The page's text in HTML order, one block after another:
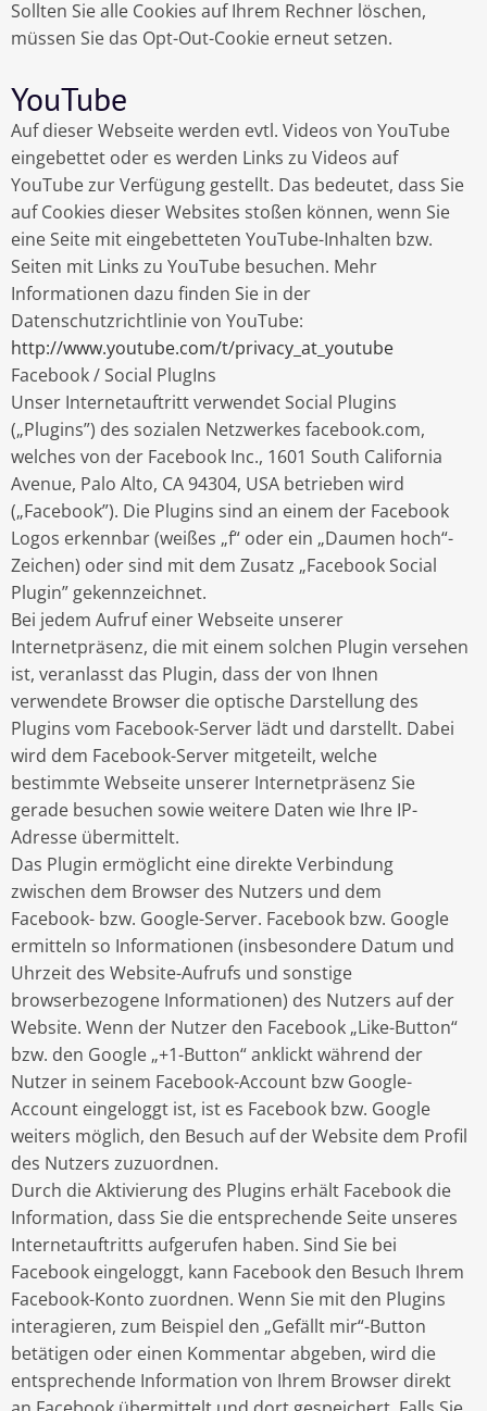
Sollten Sie alle Cookies auf Ihrem Rechner löschen,
müssen Sie das Opt-Out-Cookie erneut setzen.
YouTube
Auf dieser Webseite werden evtl. Videos von YouTube
eingebettet oder es werden Links zu Videos auf
YouTube zur Verfügung gestellt. Das bedeutet, dass Sie
auf Cookies dieser Websites stoßen können, wenn Sie
eine Seite mit eingebetteten YouTube-Inhalten bzw.
Seiten mit Links zu YouTube besuchen. Mehr
Informationen dazu finden Sie in der
Datenschutzrichtlinie von YouTube:
http://www.youtube.com/t/privacy_at_youtube
Facebook / Social PlugIns
Unser Internetauftritt verwendet Social Plugins
(„Plugins”) des sozialen Netzwerkes facebook.com,
welches von der Facebook Inc., 1601 South California
Avenue, Palo Alto, CA 94304, USA betrieben wird
(„Facebook”). Die Plugins sind an einem der Facebook
Logos erkennbar (weißes „f“ oder ein „Daumen hoch“-
Zeichen) oder sind mit dem Zusatz „Facebook Social
Plugin” gekennzeichnet.
Bei jedem Aufruf einer Webseite unserer
Internetpräsenz, die mit einem solchen Plugin versehen
ist, veranlasst das Plugin, dass der von Ihnen
verwendete Browser die optische Darstellung des
Plugins vom Facebook-Server lädt und darstellt. Dabei
wird dem Facebook-Server mitgeteilt, welche
bestimmte Webseite unserer Internetpräsenz Sie
gerade besuchen sowie weitere Daten wie Ihre IP-
Adresse übermittelt.
Das Plugin ermöglicht eine direkte Verbindung
zwischen dem Browser des Nutzers und dem
Facebook- bzw. Google-Server. Facebook bzw. Google
ermitteln so Informationen (insbesondere Datum und
Uhrzeit des Website-Aufrufs und sonstige
browserbezogene Informationen) des Nutzers auf der
Website. Wenn der Nutzer den Facebook „Like-Button“
bzw. den Google „+1-Button“ anklickt während der
Nutzer in seinem Facebook-Account bzw Google-
Account eingeloggt ist, ist es Facebook bzw. Google
weiters möglich, den Besuch auf der Website dem Profil
des Nutzers zuzuordnen.
Durch die Aktivierung des Plugins erhält Facebook die
Information, dass Sie die entsprechende Seite unseres
Internetauftritts aufgerufen haben. Sind Sie bei
Facebook eingeloggt, kann Facebook den Besuch Ihrem
Facebook-Konto zuordnen. Wenn Sie mit den Plugins
interagieren, zum Beispiel den „Gefällt mir“-Button
betätigen oder einen Kommentar abgeben, wird die
entsprechende Information von Ihrem Browser direkt